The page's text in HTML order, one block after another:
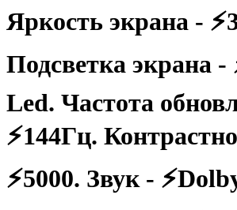
Яркость экрана -
Подсветка экрана -
Led. Частота
⚡144Гц.
⚡5000. Звук -